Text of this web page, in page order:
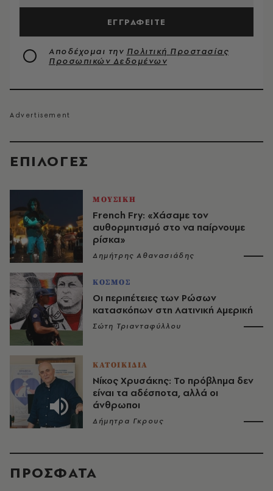
EΠΙΛΟΓΈΣ
ΜΟΥΣΙΚΗ
French Fry: «Χάσαμε τον
αυθορμητισμό στο να παίρνουμε
ρίσκα»
Δημήτρης Αθανασιάδης
ΚΟΣΜΟΣ
Οι περιπέτειες των Ρώσων
κατασκόπων στη Λατινική Αμερική
Σώτη Τριανταφύλλου
ΚΑΤΟΙΚΙΔΙΑ
Νίκος Χρυσάκης: Το πρόβλημα δεν
είναι τα αδέσποτα, αλλά οι
άνθρωποι
Δήμητρα Γκρους
ΕΓΓΡΑΦΕΙΤΕ
Αποδέχομαι την Πολιτική Προστασίας
Προσωπικών Δεδομένων
ΠΡΟΣΦΑΤΑ